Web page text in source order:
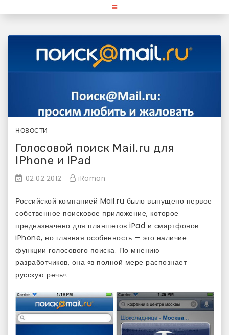
«Используй Mac» — блог для
любителей и поклонников
продукции Apple
НОВОСТИ
Голосовой поиск Mail.ru для
IPhone и IPad
02.02.2012 iRoman
Российской компанией Mail.ru было выпущено первое
собственное поисковое приложение, которое
предназначено для планшетов iPad и смартфонов
iPhone, но главная особенность — это наличие
функции голосового поиска. По мнению
разработчиков, она «в полной мере распознает
русскую речь».